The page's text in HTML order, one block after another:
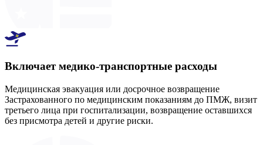
Включает медико-транспортные расходы
Медицинская эвакуация или досрочное возвращение
Застрахованного по медицинским показаниям до ПМЖ, визит
третьего лица при госпитализации, возвращение оставшихся
без присмотра детей и другие риски.